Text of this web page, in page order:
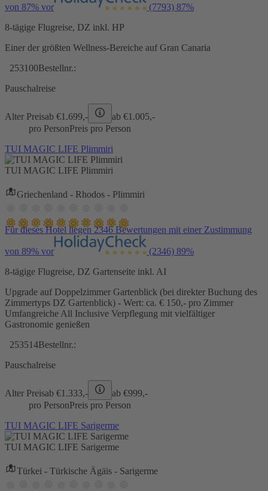
von 87% vor (7793) 87%
8-tägige Flugreise, DZ inkl. HP
Einer der größten Wellness-Bereiche auf Gran Canaria
253100Bestellnr.:
Pauschalreise
Alter Preisab €1.699,- ab €1.005,-
pro PersonPreis pro Person
TUI MAGIC LIFE Plimmiri
TUI MAGIC LIFE Plimmiri
Griechenland - Rhodos - Plimmiri
Für dieses Hotel liegen 2346 Bewertungen mit einer Zustimmung
von 89% vor (2346) 89%
8-tägige Flugreise, DZ Gartenseite inkl. AI
Upgrade auf Doppelzimmer Gartenblick (bei direkter Buchung des
Zimmertyps DZ Gartenblick) - Wert: ca. € 150,- pro Zimmer
Umfangreiche All Inclusive Verpflegung mit vielfältiger
Gastronomie genießen
253514Bestellnr.:
Pauschalreise
Alter Preisab €1.333,- ab €999,-
pro PersonPreis pro Person
TUI MAGIC LIFE Sarigerme
TUI MAGIC LIFE Sarigerme
Türkei - Türkische Ägäis - Sarigerme